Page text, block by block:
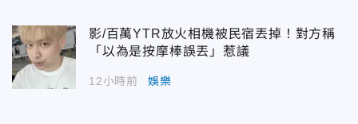
影/百萬YTR放火相機被民宿丟掉！對方稱
「以為是按摩棒誤丟」惹議
12小時前 娛樂